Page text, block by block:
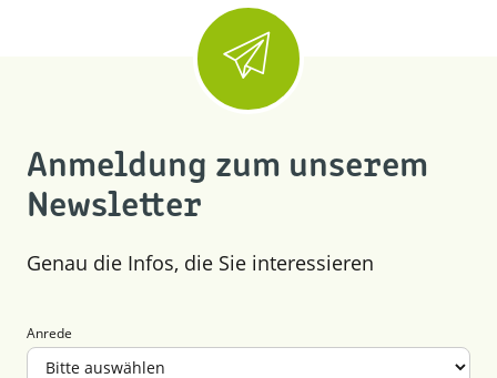
Anmeldung zum unserem
Newsletter
Genau die Infos, die Sie interessieren
Anrede